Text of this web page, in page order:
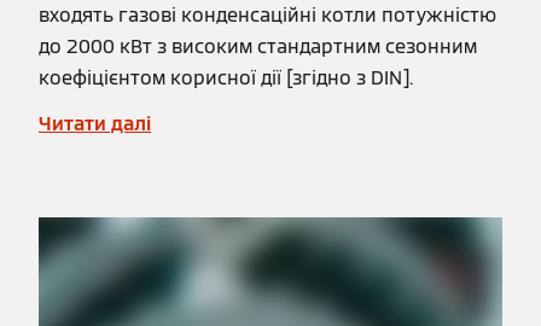
входять газові конденсаційні котли потужністю
до 2000 кВт з високим стандартним сезонним
коефіцієнтом корисної дії [згідно з DIN].
Читати далі